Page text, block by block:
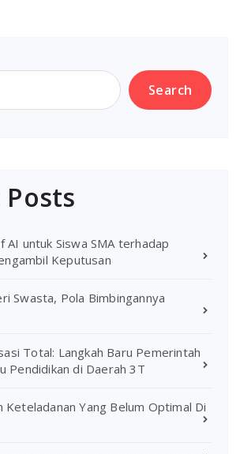
Search
Posts
AI untuk Siswa SMA terhadap
Keputusan
Swasta, Pola Bimbingannya
Total: Langkah Baru Pemerintah
Pendidikan di Daerah 3T
Keteladanan Yang Belum Optimal Di